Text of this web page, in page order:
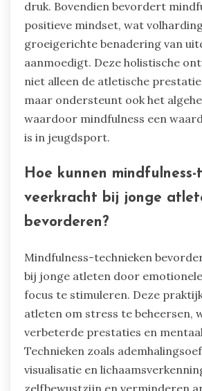
Wat zijn de
mindfulness voor
Mindfulness biedt
jonge atleten, waardoor hun
en prestaties worden verbeterd.
en bevordert emotionele
toont aan dat atleten die
technieken toepassen lagere
druk. Bovendien bevordert
positieve mindset, wat
groeigerichte benadering van
aanmoedigt. Deze holistische
niet alleen de atletische
maar ondersteunt ook het
waardoor mindfulness een
is in jeugdsport.